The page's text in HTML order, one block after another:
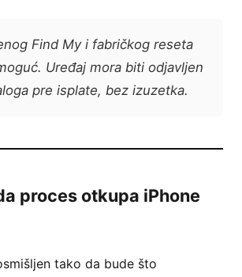
Find My i fabričkog reseta
Uređaj mora biti odjavljen
pre isplate, bez izuzetka.
proces otkupa iPhone
tako da bude što